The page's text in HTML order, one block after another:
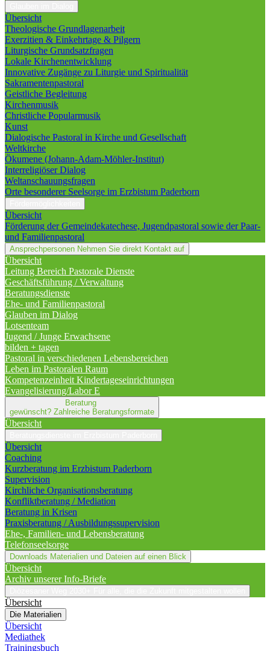
Übersicht
Theologische Grundlagenarbeit
Exerzitien & Einkehrtage & Pilgern
Liturgische Grundsatzfragen
Lokale Kirchenentwicklung
Innovative Zugänge zu Liturgie und Spiritualität
Sakramentenpastoral
Geistliche Begleitung
Kirchenmusik
Christliche Popularmusik
Kunst
Dialogische Pastoral in Kirche und Gesellschaft
Weltkirche
Ökumene (Johann-Adam-Möhler-Institut)
Interreligiöser Dialog
Weltanschauungsfragen
Orte besonderer Seelsorge im Erzbistum Paderborn
Übersicht
Förderung der Gemeindekatechese, Jugendpastoral sowie der Paar-
und Familienpastoral
Ansprechpersonen Nehmen Sie direkt Kontakt auf
Übersicht
Leitung Bereich Pastorale Dienste
Geschäftsführung / Verwaltung
Beratungsdienste
Ehe- und Familienpastoral
Glauben im Dialog
Lotsenteam
Jugend / Junge Erwachsene
bilden + tagen
Pastoral in verschiedenen Lebensbereichen
Leben im Pastoralen Raum
Kompetenzeinheit Kindertageseinrichtungen
Evangelisierung/Labor E
Beratung
gewünscht? Zahlreiche Beratungsformate
Übersicht
Übersicht
Coaching
Kurzberatung im Erzbistum Paderborn
Supervision
Kirchliche Organisationsberatung
Konfliktberatung / Mediation
Beratung in Krisen
Praxisberatung / Ausbildungssupervision
Ehe-, Familien- und Lebensberatung
Telefonseelsorge
Downloads Materialien und Dateien auf einen Blick
Übersicht
Archiv unserer Info-Briefe
Übersicht
Die Materialien
Übersicht
Mediathek
Trainingsbuch